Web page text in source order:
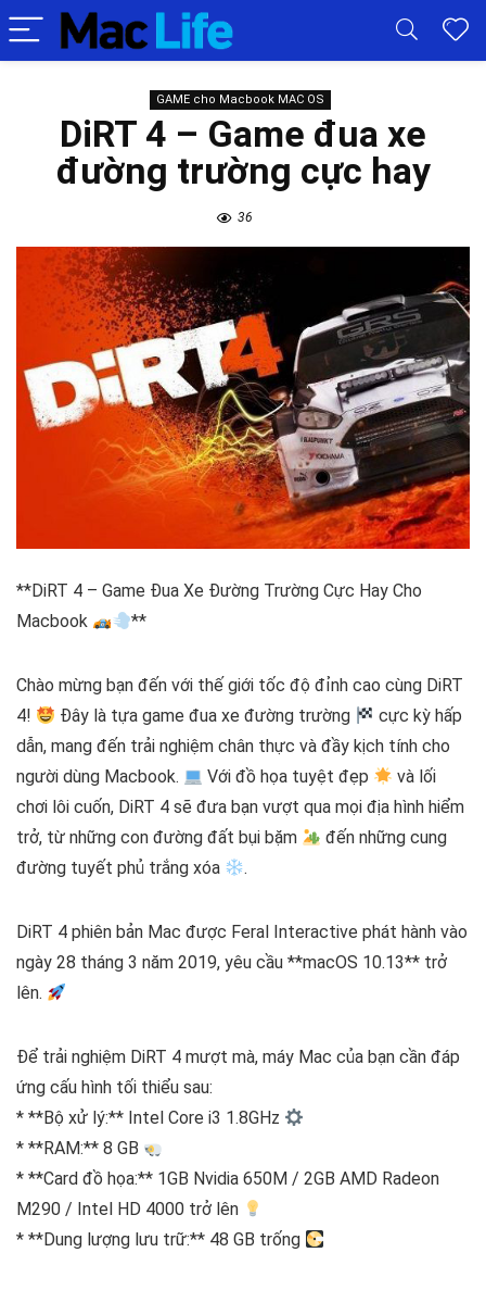
GAME cho Macbook MAC OS
DiRT 4 – Game đua xe
đường trường cực hay
36
**DiRT 4 – Game Đua Xe Đường Trường Cực Hay Cho
Macbook
**
Chào mừng bạn đến với thế giới tốc độ đỉnh cao cùng DiRT
4!
Đây là tựa game đua xe đường trường
cực kỳ hấp
dẫn, mang đến trải nghiệm chân thực và đầy kịch tính cho
người dùng Macbook.
Với đồ họa tuyệt đẹp
và lối
chơi lôi cuốn, DiRT 4 sẽ đưa bạn vượt qua mọi địa hình hiểm
trở, từ những con đường đất bụi bặm
đến những cung
đường tuyết phủ trắng xóa
.
DiRT 4 phiên bản Mac được Feral Interactive phát hành vào
ngày 28 tháng 3 năm 2019, yêu cầu **macOS 10.13** trở
lên.
Để trải nghiệm DiRT 4 mượt mà, máy Mac của bạn cần đáp
ứng cấu hình tối thiểu sau:
* **Bộ xử lý:** Intel Core i3 1.8GHz
* **RAM:** 8 GB
* **Card đồ họa:** 1GB Nvidia 650M / 2GB AMD Radeon
M290 / Intel HD 4000 trở lên
* **Dung lượng lưu trữ:** 48 GB trống